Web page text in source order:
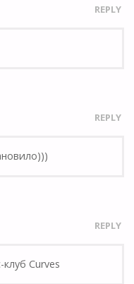
REPLY
REPLY
REPLY
Curves